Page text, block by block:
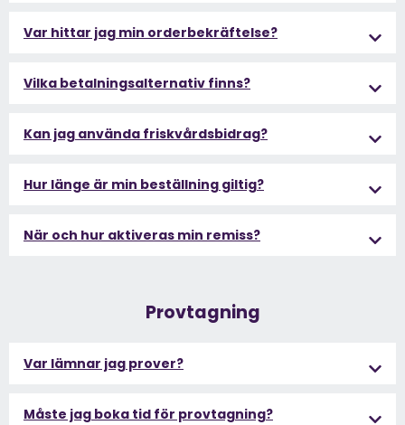
Var hittar jag min orderbekräftelse?
Vilka betalningsalternativ finns?
Kan jag använda friskvårdsbidrag?
Hur länge är min beställning giltig?
När och hur aktiveras min remiss?
Provtagning
Var lämnar jag prover?
Måste jag boka tid för provtagning?